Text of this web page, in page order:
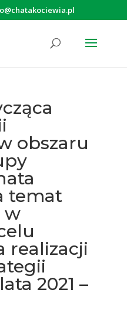
obszaru
temat
w
realizacji
2021 –